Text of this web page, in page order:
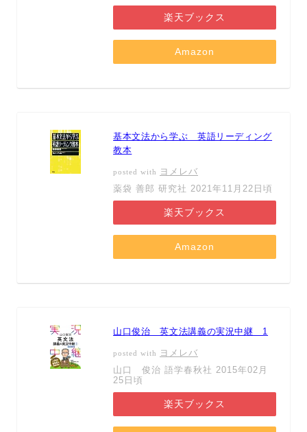
楽天ブックス
Amazon
基本文法から学ぶ 英語リーディング
教本
posted with
ヨメレバ
薬袋 善郎 研究社 2021年11月22日頃
楽天ブックス
Amazon
山口俊治 英文法講義の実況中継 1
posted with
ヨメレバ
山口 俊治 語学春秋社 2015年02月
25日頃
楽天ブックス